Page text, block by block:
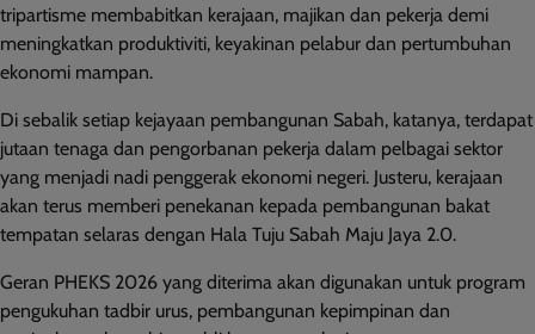
tripartisme membabitkan kerajaan, majikan dan pekerja demi
meningkatkan produktiviti, keyakinan pelabur dan pertumbuhan
ekonomi mampan.
Di sebalik setiap kejayaan pembangunan Sabah, katanya, terdapat
jutaan tenaga dan pengorbanan pekerja dalam pelbagai sektor
yang menjadi nadi penggerak ekonomi negeri. Justeru, kerajaan
akan terus memberi penekanan kepada pembangunan bakat
tempatan selaras dengan Hala Tuju Sabah Maju Jaya 2.0.
Geran PHEKS 2026 yang diterima akan digunakan untuk program
pengukuhan tadbir urus, pembangunan kepimpinan dan